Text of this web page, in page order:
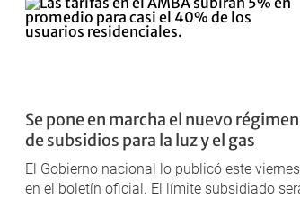
Se pone en marcha el nuevo régimen
de subsidios para la luz y el gas
El Gobierno nacional lo publicó este viernes
en el boletín oficial. El límite subsidiado